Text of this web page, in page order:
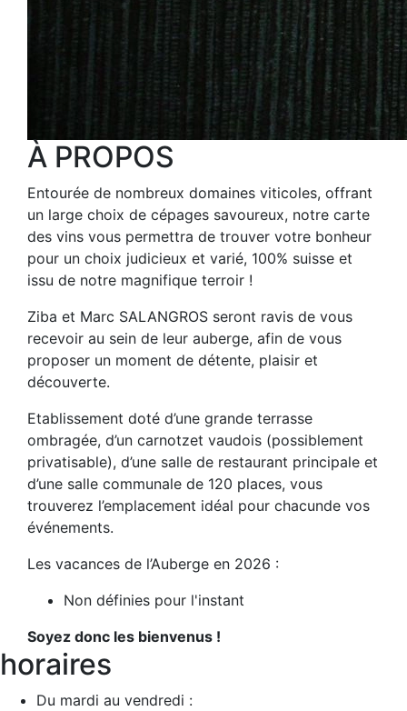
À PROPOS
Entourée de nombreux domaines viticoles, offrant
un large choix de cépages savoureux, notre carte
des vins vous permettra de trouver votre bonheur
pour un choix judicieux et varié, 100% suisse et
issu de notre magnifique terroir !
Ziba et Marc SALANGROS seront ravis de vous
recevoir au sein de leur auberge, afin de vous
proposer un moment de détente, plaisir et
découverte.
Etablissement doté d’une grande terrasse
ombragée, d’un carnotzet vaudois (possiblement
privatisable), d’une salle de restaurant principale et
d’une salle communale de 120 places, vous
trouverez l’emplacement idéal pour chacunde vos
événements.
Les vacances de l’Auberge en 2026 :
Non définies pour l'instant
Soyez donc les bienvenus !
horaires
Du mardi au vendredi :